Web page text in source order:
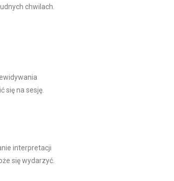
chwilach.
się na sesję.
interpretacji
się wydarzyć.